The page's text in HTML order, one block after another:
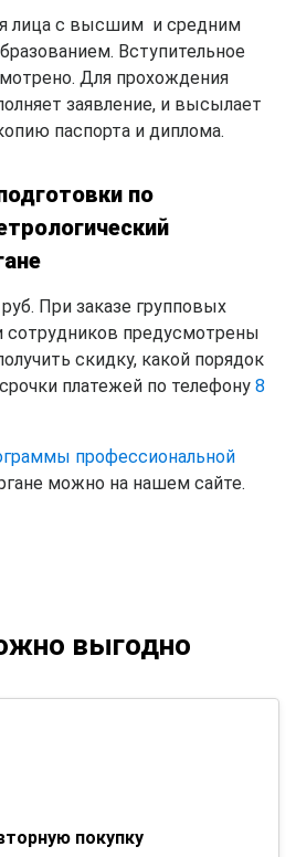
лица с высшим и средним
Вступительное
Для прохождения
заявление, и высылает
паспорта и диплома.
по
При заказе групповых
сотрудников предусмотрены
скидку, какой порядок
платежей по телефону 8
профессиональной
можно на нашем сайте.
выгодно
покупку